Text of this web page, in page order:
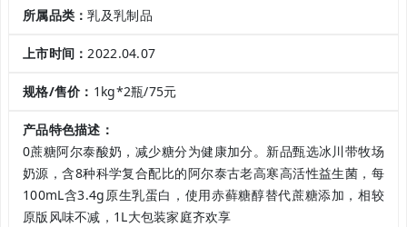
所属品类：乳及乳制品
上市时间：2022.04.07
规格/售价： 1kg*2瓶/75元
产品特色描述：
0蔗糖阿尔泰酸奶，减少糖分为健康加分。新品甄选冰川带牧场
奶源，含8种科学复合配比的阿尔泰古老高寒高活性益生菌，每
100mL含3.4g原生乳蛋白，使用赤藓糖醇替代蔗糖添加，相较
原版风味不减，1L大包装家庭齐欢享